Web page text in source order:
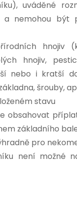
uváděné
a nemohou být
hnojiv
hnojiv,
nebo i kratší
šrouby,
stavu
obsahovat
základního
pro
není možné